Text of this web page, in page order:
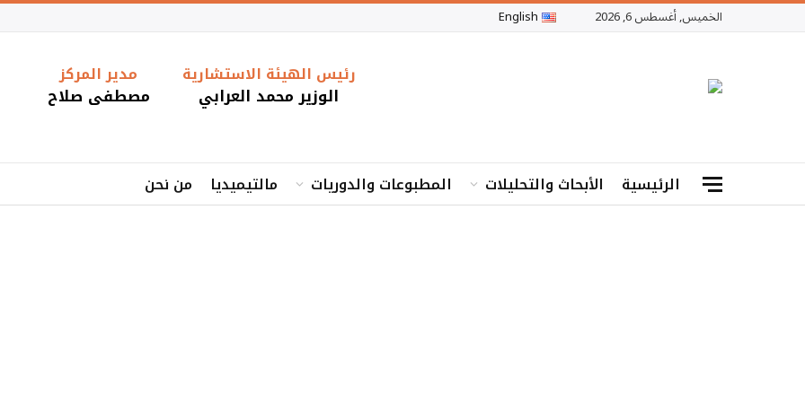
الخميس, أغسطس 6, 2026 English
رئيس الهيئة الاستشارية
الوزير محمد العرابي
مدير المركز
مصطفى صلاح
الرئيسية الأبحاث والتحليلات المطبوعات والدوريات مالتيميديا من نحن